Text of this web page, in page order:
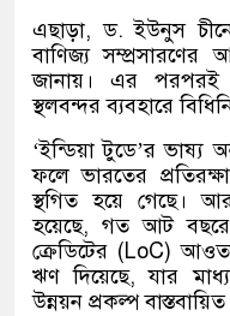
এছাড়া, ড. ইউনুস
বাণিজ্য সম্প্রসারণের
জানায়। এর পরপরই
স্থলবন্দর ব্যবহারে
‘ইন্ডিয়া টুডে’র ভাষ্য
ফলে ভারতের
স্থগিত হয়ে গেছে।
হয়েছে, গত আট
ক্রেডিটের (LoC)
ঋণ দিয়েছে, যার
উন্নয়ন প্রকল্প